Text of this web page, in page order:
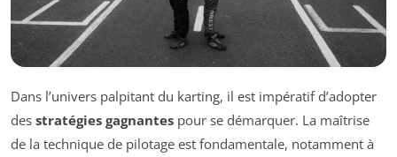
Dans l’univers palpitant du karting, il est impératif d’adopter
des stratégies gagnantes pour se démarquer. La maîtrise
de la technique de pilotage est fondamentale, notamment à